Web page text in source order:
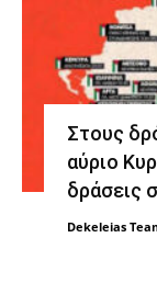
Στους
αύριο
δράσεις
Dekeleias